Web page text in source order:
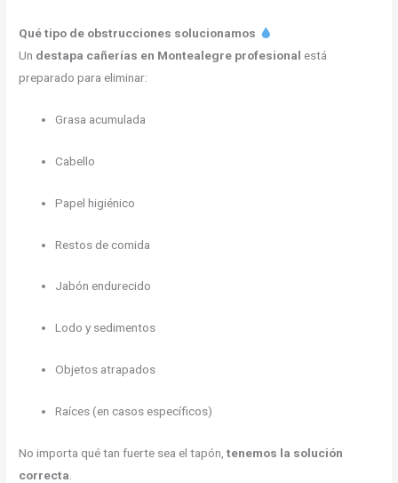
Qué tipo de obstrucciones solucionamos
Un destapa cañerías en Montealegre profesional está
preparado para eliminar:
Grasa acumulada
Cabello
Papel higiénico
Restos de comida
Jabón endurecido
Lodo y sedimentos
Objetos atrapados
Raíces (en casos específicos)
No importa qué tan fuerte sea el tapón,tenemos la solución
correcta